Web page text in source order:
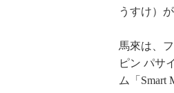
うすけ）
馬來は、
ピン パサ
ム「